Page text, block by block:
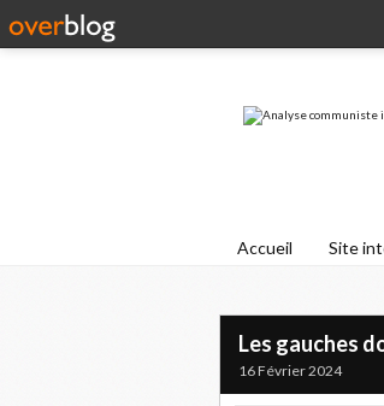
Accueil Site
Les gauches
16 Février 2024